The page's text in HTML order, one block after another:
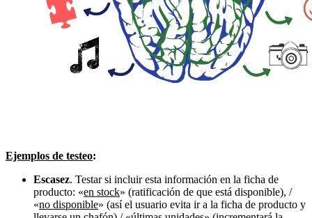
Ejemplos de testeo:
Escasez. Testar si incluir esta información en la ficha de
producto: «en stock» (ratificación de que está disponible), /
«no disponible» (así el usuario evita ir a la ficha de producto y